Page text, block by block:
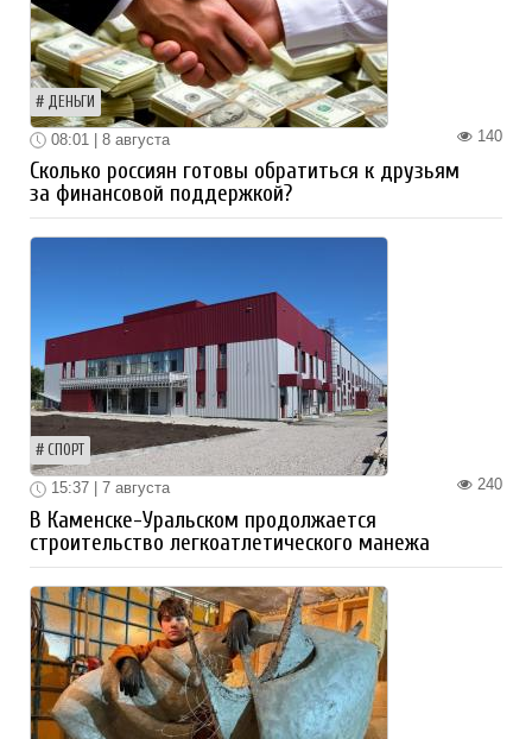
ДЕНЬГИ
140
08:01 | 8 августа
Сколько россиян готовы обратиться к друзьям
за финансовой поддержкой?
СПОРТ
240
15:37 | 7 августа
В Каменске-Уральском продолжается
строительство легкоатлетического манежа